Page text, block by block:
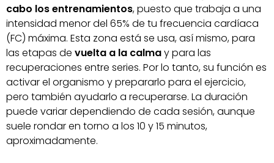
cabo los entrenamientos, puesto que trabaja a una
intensidad menor del 65% de tu frecuencia cardíaca
(FC) máxima. Esta zona está se usa, así mismo, para
las etapas de vuelta a la calmay para las
recuperaciones entre series. Por lo tanto, su función es
activar el organismo y prepararlo para el ejercicio,
pero también ayudarlo a recuperarse. La duración
puede variar dependiendo de cada sesión, aunque
suele rondar en torno a los 10 y 15 minutos,
aproximadamente.